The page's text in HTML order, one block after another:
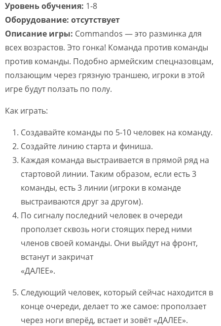
Уровень обучения: 1-8
Оборудование: отсутствует
Описание игры: Commandos — это разминка для
всех возрастов. Это гонка! Команда против команды
против команды. Подобно армейским спецназовцам,
ползающим через грязную траншею, игроки в этой
игре будут ползать по полу.
Как играть:
Создавайте команды по 5-10 человек на команду.
Создайте линию старта и финиша.
Каждая команда выстраивается в прямой ряд на
стартовой линии. Таким образом, если есть 3
команды, есть 3 линии (игроки в команде
выстраиваются друг за другом).
По сигналу последний человек в очереди
проползет сквозь ноги стоящих перед ними
членов своей команды. Они выйдут на фронт,
встанут и закричат
«ДАЛЕЕ».
Следующий человек, который сейчас находится в
конце очереди, делает то же самое: проползает
через ноги вперёд, встает и зовёт «ДАЛЕЕ».